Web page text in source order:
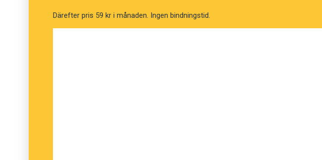
Maria Bylin, Språkrådet
Därefter pris 59 kr i månaden. Ingen bindningstid.